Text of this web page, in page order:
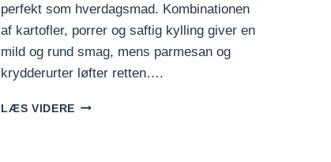
perfekt som hverdagsmad. Kombinationen
af kartofler, porrer og saftig kylling giver en
mild og rund smag, mens parmesan og
krydderurter løfter retten….
LÆS VIDERE KARTOFFELTÆRTE